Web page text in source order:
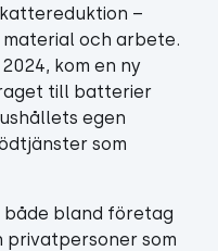
–
material och arbete.
kom en ny
till batterier
egen
som
bland företag
som